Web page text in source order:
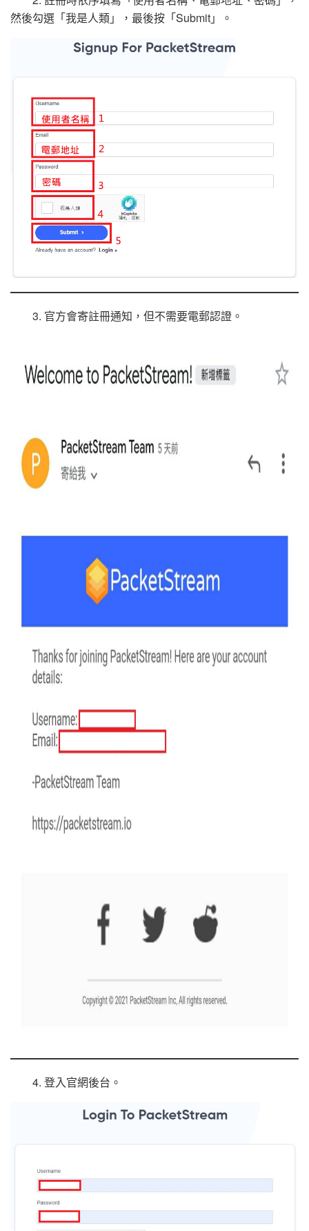
然後勾選「我是人類」，最後按「Submit」。
3. 官方會寄註冊通知，但不需要電郵認證。
4. 登入官網後台。